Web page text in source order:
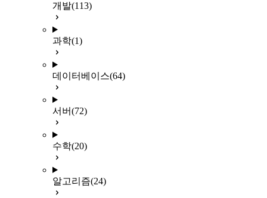
개발(113)
과학(1)
데이터베이스(64)
서버(72)
수학(20)
알고리즘(24)